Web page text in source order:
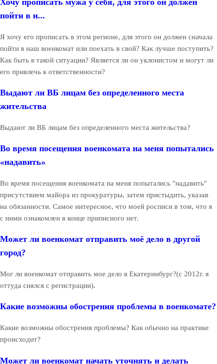
Хочу прописать мужа у себя, для этого он должен
пойти в н...
Я хочу его прописать в этом регионе, для этого он должен сначала
пойти в наш военкомат или поехать в свой? Как лучше поступить?
Как быть в такой ситуации? Является ли он уклонистом и могут ли
его привлечь к ответственности?
Выдают ли ВБ лицам без определенного места
жительства
Выдают ли ВБ лицам без определенного места жительства?
Во время посещения военкомата на меня попытались
«надавить»
Во время посещения военкомата на меня попытались "надавить"
присутствием майора из прокуратуры, затем пристыдить, указав
на обязанности. Самое интересное, что моей росписи в том, что я
с ними ознакомлен в конце приписного нет.
Может ли военкомат отправить моё дело в другой
город?
Мог ли военкомат отправить мое дело в Екатеринбург?(с 2012г. я
оттуда снялся с регистрации).
Какие возможны обострения проблемы в военкомате?
Какие возможны обострения проблемы? Как обычно на практике
происходит?
Может ли военкомат начать уточнять и делать